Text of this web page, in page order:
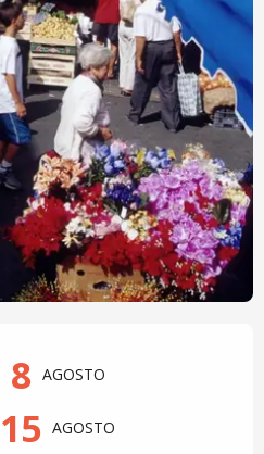
8 AGOSTO
15 AGOSTO